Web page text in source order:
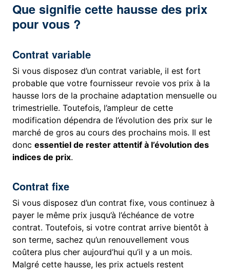
Que signifie cette hausse des prix
pour vous ?
Contrat variable
Si vous disposez d’un contrat variable, il est fort
probable que votre fournisseur revoie vos prix à la
hausse lors de la prochaine adaptation mensuelle ou
trimestrielle. Toutefois, l’ampleur de cette
modification dépendra de l’évolution des prix sur le
marché de gros au cours des prochains mois. Il est
doncessentiel de rester attentif à l’évolution des
indices de prix.
Contrat fixe
Si vous disposez d’un contrat fixe, vous continuez à
payer le même prix jusqu’à l’échéance de votre
contrat. Toutefois, si votre contrat arrive bientôt à
son terme, sachez qu’un renouvellement vous
coûtera plus cher aujourd’hui qu’il y a un mois.
Malgré cette hausse, les prix actuels restent